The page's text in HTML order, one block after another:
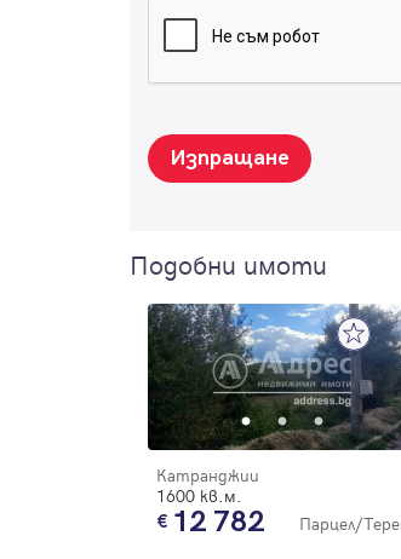
Изпращане
Подобни имоти
Катранджии
1600 кв.м.
12 782 Парцел/